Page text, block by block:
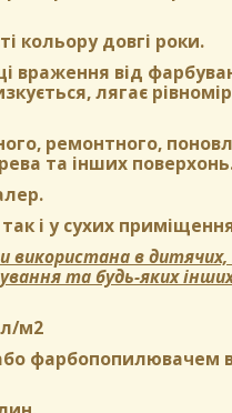
кольору довгі роки.
від
лягає
ремонтного,
та інших
і у сухих
використана в
та будь-яких
м2
фарбопопилювачем в